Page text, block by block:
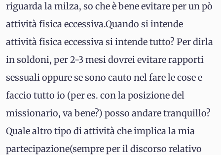
riguarda la milza, so che è bene evitare per un pò
attività fisica eccessiva.Quando si intende
attività fisica eccessiva si intende tutto? Per dirla
in soldoni, per 2-3 mesi dovrei evitare rapporti
sessuali oppure se sono cauto nel fare le cose e
faccio tutto io (per es. con la posizione del
missionario, va bene?) posso andare tranquillo?
Quale altro tipo di attività che implica la mia
partecipazione(sempre per il discorso relativo